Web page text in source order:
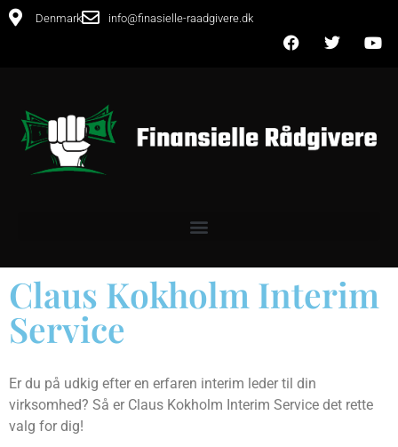
Denmark info@finasielle-raadgivere.dk
Claus Kokholm Interim
Service
Er du på udkig efter en erfaren interim leder til din
virksomhed? Så er Claus Kokholm Interim Service det rette
valg for dig!